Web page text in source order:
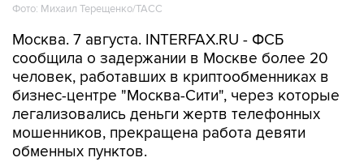
Фото: Михаил Терещенко/ТАСС
Москва. 7 августа. INTERFAX.RU - ФСБ
сообщила о задержании в Москве более 20
человек, работавших в криптообменниках в
бизнес-центре "Москва-Сити", через которые
легализовались деньги жертв телефонных
мошенников, прекращена работа девяти
обменных пунктов.